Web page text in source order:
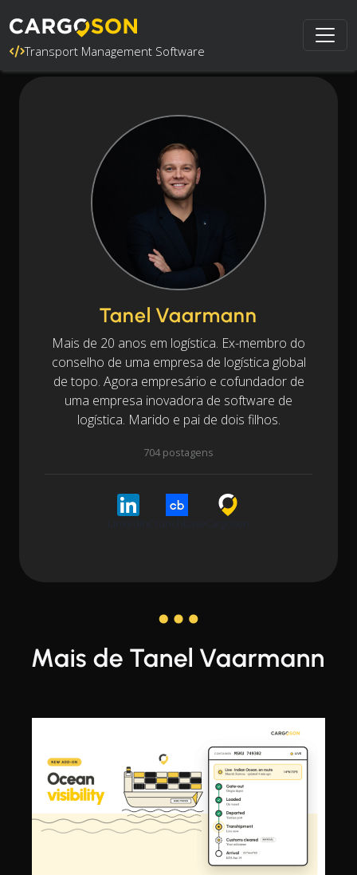
Transport Management Software
Tanel Vaarmann
Mais de 20 anos em logística. Ex-membro do
conselho de uma empresa de logística global
de topo. Agora empresário e cofundador de
uma empresa inovadora de software de
logística. Marido e pai de dois filhos.
704 postagens
Mais de Tanel Vaarmann